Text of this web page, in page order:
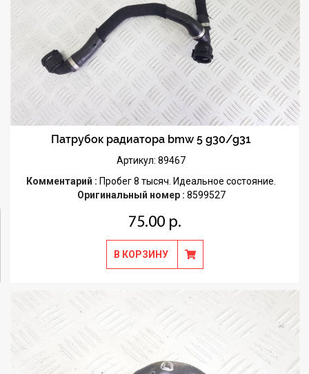
Патрубок радиатора bmw 5 g30/g31
Артикул: 89467
Комментарий : Пробег 8 тысяч. Идеальное состояние.
Оригинальный номер : 8599527
75.00 р.
В КОРЗИНУ